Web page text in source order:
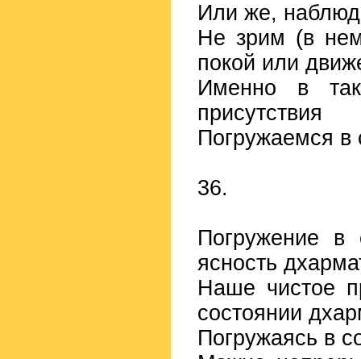
Или же,
Не зрим (в
покой или
Именно в
присутствия
Погружаемся в
36.
Погружение в
ясность
Наше чистое
состоянии
Погружаясь в